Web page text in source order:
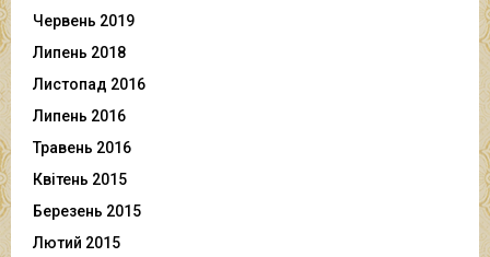
Червень 2019
Липень 2018
Листопад 2016
Липень 2016
Травень 2016
Квітень 2015
Березень 2015
Лютий 2015